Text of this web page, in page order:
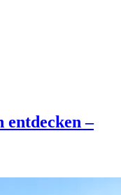
entdecken –